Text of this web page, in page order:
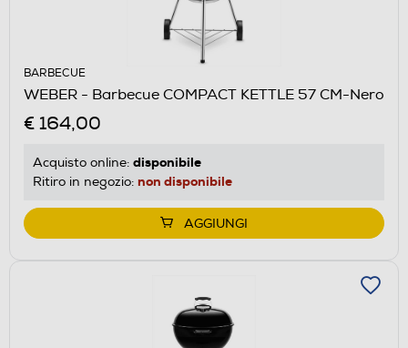
BARBECUE
WEBER - Barbecue COMPACT KETTLE 57 CM-Nero
€ 164,00
Acquisto online: disponibile
Ritiro in negozio: non disponibile
AGGIUNGI